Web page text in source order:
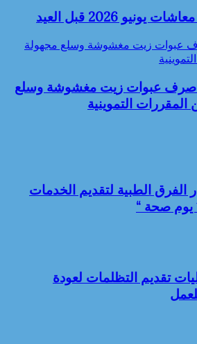
2026 قبل العيد
عبوات زيت مغشوشة وسلع مجهولة
صرف عبوات زيت مغشوشة وسلع
التموينية
الفرق الطبية لتقديم الخدمات
تقديم التظلمات لعودة